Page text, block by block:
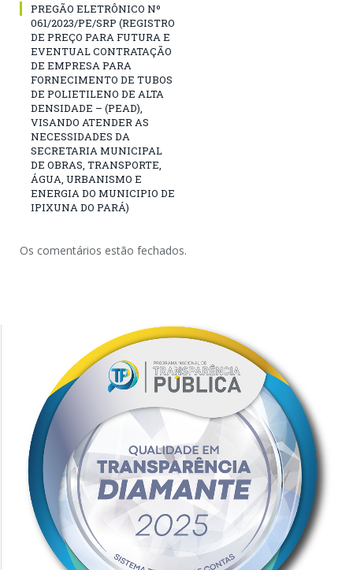
PREGÃO ELETRÔNICO Nº
061/2023/PE/SRP (REGISTRO
DE PREÇO PARA FUTURA E
EVENTUAL CONTRATAÇÃO
DE EMPRESA PARA
FORNECIMENTO DE TUBOS
DE POLIETILENO DE ALTA
DENSIDADE – (PEAD),
VISANDO ATENDER AS
NECESSIDADES DA
SECRETARIA MUNICIPAL
DE OBRAS, TRANSPORTE,
ÁGUA, URBANISMO E
ENERGIA DO MUNICIPIO DE
IPIXUNA DO PARÁ)
Os comentários estão fechados.